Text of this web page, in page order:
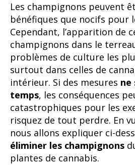
Les champignons peuvent
bénéfiques que nocifs pour
Cependant, l’apparition de
champignons dans le
problèmes de culture les
surtout dans celles de
intérieur. Si des mesures ne
temps, les conséquences
catastrophiques pour les
risquez de tout perdre. En
nous allons expliquer ci-
éliminer les champignons
plantes de cannabis.